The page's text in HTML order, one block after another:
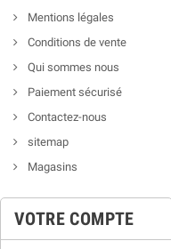
Mentions légales
Conditions de vente
Qui sommes nous
Paiement sécurisé
Contactez-nous
sitemap
Magasins
VOTRE COMPTE